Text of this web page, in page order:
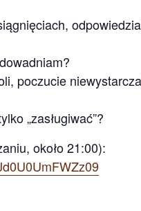
poczucie
„zasługiwać”?
około 21:00):